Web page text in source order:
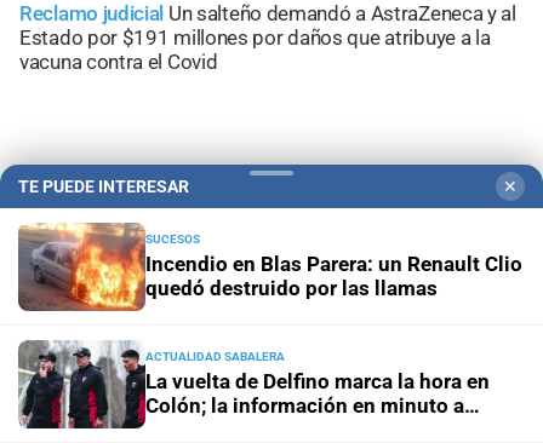
Reclamo judicial Un salteño demandó a AstraZeneca y al
Estado por $191 millones por daños que atribuye a la
vacuna contra el Covid
+Información General
TE PUEDE INTERESAR ✕
SUCESOS
Incendio en Blas Parera: un Renault Clio
quedó destruido por las llamas
ACTUALIDAD SABALERA
La vuelta de Delfino marca la hora en
Colón; la información en minuto a